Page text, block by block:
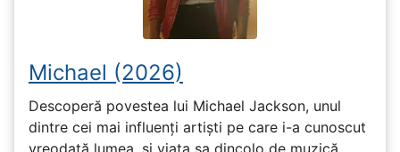
Michael (2026)
Descoperă povestea lui Michael Jackson, unul
dintre cei mai influenți artiști pe care i-a cunoscut
vreodată lumea, și viața sa dincolo de muzică,